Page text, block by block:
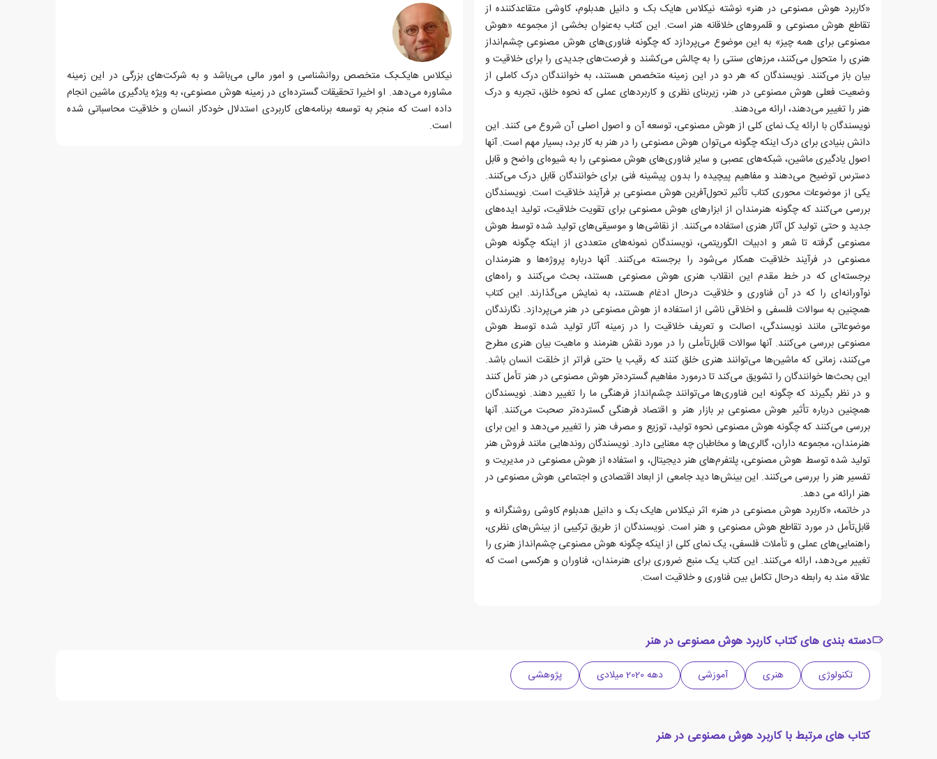
«کاربرد هوش مصنوعی در هنر» نوشته نیکلاس هایک بک و دانیل هدبلوم، کاوشی متقاعدکننده از
تقاطع هوش مصنوعی و قلمروهای خلاقانه هنر است. این کتاب به‌عنوان بخشی از مجموعه «هوش
مصنوعی برای همه چیز» به این موضوع می‌پردازد که چگونه فناوری‌های هوش مصنوعی چشم‌انداز
هنری را متحول می‌کنند، مرزهای سنتی را به چالش می‌کشند و فرصت‌های جدیدی را برای خلاقیت و
بیان باز می‌کنند. نویسندگان که هر دو در این زمینه متخصص هستند، به خوانندگان درک کاملی از
وضعیت فعلی هوش مصنوعی در هنر، زیربنای نظری و کاربردهای عملی که نحوه خلق، تجربه و درک
هنر را تغییر می‌دهند، ارائه می‌دهند.
نویسندگان با ارائه یک نمای کلی از هوش مصنوعی، توسعه آن و اصول اصلی آن شروع می کنند. این
دانش بنیادی برای درک اینکه چگونه می‌توان هوش مصنوعی را در هنر به کار برد، بسیار مهم است. آنها
اصول یادگیری ماشین، شبکه‌های عصبی و سایر فناوری‌های هوش مصنوعی را به شیوه‌ای واضح و قابل
دسترس توضیح می‌دهند و مفاهیم پیچیده را بدون پیشینه فنی برای خوانندگان قابل درک می‌کنند.
یکی از موضوعات محوری کتاب تأثیر تحول‌آفرین هوش مصنوعی بر فرآیند خلاقیت است. نویسندگان
بررسی می‌کنند که چگونه هنرمندان از ابزارهای هوش مصنوعی برای تقویت خلاقیت، تولید ایده‌های
جدید و حتی تولید کل آثار هنری استفاده می‌کنند. از نقاشی‌ها و موسیقی‌های تولید شده توسط هوش
مصنوعی گرفته تا شعر و ادبیات الگوریتمی، نویسندگان نمونه‌های متعددی از اینکه چگونه هوش
مصنوعی در فرآیند خلاقیت همکار می‌شود را برجسته می‌کنند. آنها درباره پروژه‌ها و هنرمندان
برجسته‌ای که در خط مقدم این انقلاب هنری هوش مصنوعی هستند، بحث می‌کنند و راه‌های
نوآورانه‌ای را که در آن فناوری و خلاقیت در‌حال ادغام هستند، به نمایش می‌گذارند. این کتاب
همچنین به سوالات فلسفی و اخلاقی ناشی از استفاده از هوش مصنوعی در هنر می‌پردازد. نگارندگان
موضوعاتی مانند نویسندگی، اصالت و تعریف خلاقیت را در زمینه آثار تولید شده توسط هوش
مصنوعی بررسی می‌کنند. آنها سوالات قابل‌تأملی را در مورد نقش هنرمند و ماهیت بیان هنری مطرح
می‌کنند، زمانی که ماشین‌ها می‌توانند هنری خلق کنند که رقیب یا حتی فراتر از خلقت انسان باشد.
این بحث‌ها خوانندگان را تشویق می‌کند تا در‌مورد مفاهیم گسترده‌تر هوش مصنوعی در هنر تأمل کنند
و در نظر بگیرند که چگونه این فناوری‌ها می‌توانند چشم‌انداز فرهنگی ما را تغییر دهند. نویسندگان
همچنین درباره تأثیر هوش مصنوعی بر بازار هنر و اقتصاد فرهنگی گسترده‌تر صحبت می‌کنند. آنها
بررسی می‌کنند که چگونه هوش مصنوعی نحوه تولید، توزیع و مصرف هنر را تغییر می‌دهد و این برای
هنرمندان، مجموعه داران، گالری‌ها و مخاطبان چه معنایی دارد. نویسندگان روندهایی مانند فروش هنر
تولید شده توسط هوش مصنوعی، پلتفرم‌های هنر دیجیتال، و استفاده از هوش مصنوعی در مدیریت و
تفسیر هنر را بررسی می‌کنند. این بینش‌ها دید جامعی از ابعاد اقتصادی و اجتماعی هوش مصنوعی در
هنر ارائه می دهد.
در خاتمه، «کاربرد هوش مصنوعی در هنر» اثر نیکلاس هایک بک و دانیل هدبلوم کاوشی روشنگرانه و
قابل‌تأمل در مورد تقاطع هوش مصنوعی و هنر است. نویسندگان از طریق ترکیبی از بینش‌های نظری،
راهنمایی‌های عملی و تأملات فلسفی، یک نمای کلی از اینکه چگونه هوش مصنوعی چشم‌انداز هنری را
تغییر می‌دهد، ارائه می‌کنند. این کتاب یک منبع ضروری برای هنرمندان، فناوران و هرکسی است که
علاقه مند به رابطه در‌حال تکامل بین فناوری و خلاقیت است.
نیکلاس هایک‌بک متخصص روانشناسی و امور مالی می‌باشد و به شرکت‌های بزرگی در این زمینه
مشاوره می‌دهد. او اخیرا تحقیقات گسترده‌ای در زمینه هوش مصنوعی، به ویژه یادگیری ماشین انجام
داده است که منجر به توسعه برنامه‌های کاربردی استدلال خودکار انسان و خلاقیت محاسباتی شده
است.
دسته بندی های کتاب کاربرد هوش مصنوعی در هنر
تکنولوژی هنری آموزشی دهه 2020 میلادی پژوهشی
کتاب های مرتبط با کاربرد هوش مصنوعی در هنر